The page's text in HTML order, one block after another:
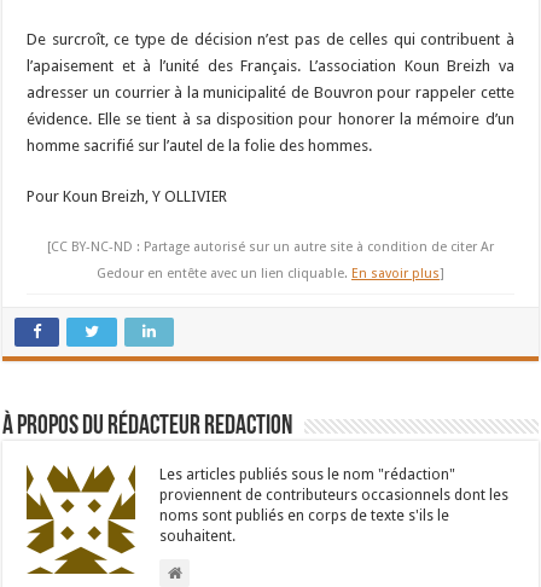
De surcroît, ce type de décision n’est pas de celles qui contribuent à
l’apaisement et à l’unité des Français. L’association Koun Breizh va
adresser un courrier à la municipalité de Bouvron pour rappeler cette
évidence. Elle se tient à sa disposition pour honorer la mémoire d’un
homme sacrifié sur l’autel de la folie des hommes.
Pour Koun Breizh, Y OLLIVIER
[CC BY-NC-ND : Partage autorisé sur un autre site à condition de citer Ar
Gedour en entête avec un lien cliquable. En savoir plus]
À propos du rédacteur Redaction
Les articles publiés sous le nom "rédaction"
proviennent de contributeurs occasionnels dont les
noms sont publiés en corps de texte s'ils le
souhaitent.